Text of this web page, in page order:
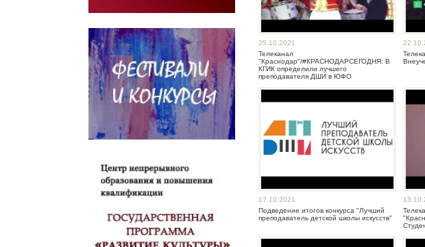
25.10.2021
Телеканал
"Краснодар"/#КРАСНОДАРСЕГОДНЯ: В
КГИК определили лучшего
преподавателя ДШИ в ЮФО
17.10.2021
Подведение итогов конкурса "Лучший
преподаватель детской школы искусств"